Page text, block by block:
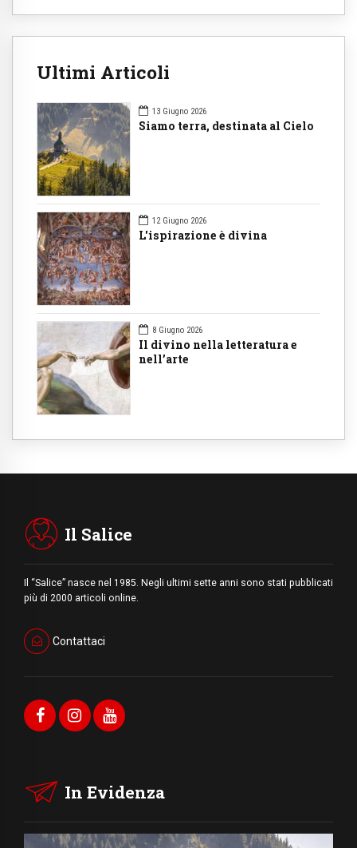
Ultimi Articoli
13 Giugno 2026
Siamo terra, destinata al Cielo
12 Giugno 2026
L'ispirazione è divina
8 Giugno 2026
Il divino nella letteratura e
nell’arte
Il Salice
Il “Salice” nasce nel 1985. Negli ultimi sette anni sono stati pubblicati
più di 2000 articoli online.
Contattaci
In Evidenza